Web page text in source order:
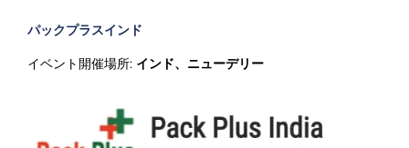
パックプラスインド
イベント開催場所: インド、ニューデリー